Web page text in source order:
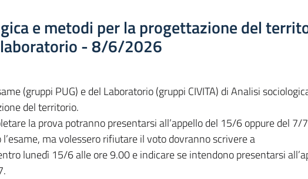
e metodi per la progettazione del
- 8/6/2026
(gruppi PUG) e del Laboratorio (gruppi CIVITA) di Analisi
del territorio.
la prova potranno presentarsi all’appello del 15/6 oppure del 7/
ma volessero rifiutare il voto dovranno scrivere a
lunedì 15/6 alle ore 9.00 e indicare se intendono presentarsi